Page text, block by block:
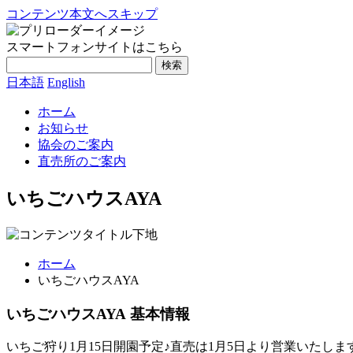
コンテンツ本文へスキップ
スマートフォンサイトはこちら
検索
日本語 English
ホーム
お知らせ
協会のご案内
直売所のご案内
いちごハウスAYA
ホーム
いちごハウスAYA
いちごハウスAYA 基本情報
いちご狩り1月15日開園予定♪直売は1月5日より営業いたしま